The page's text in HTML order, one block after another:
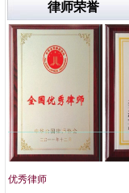
律师荣誉
优秀律师